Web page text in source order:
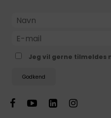
Jeg vil gerne tilmeldes
Godkend